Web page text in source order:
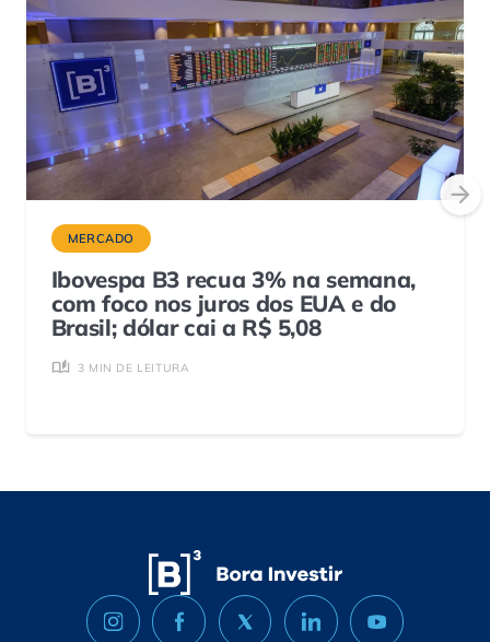
MERCADO
Ibovespa B3 recua 3% na semana,
com foco nos juros dos EUA e do
Brasil; dólar cai a R$ 5,08
3 MIN DE LEITURA